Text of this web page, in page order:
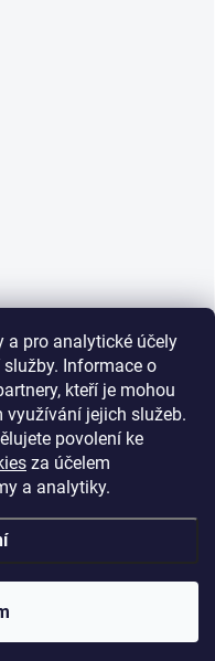
a pro analytické účely
Informace o
kteří je mohou
jejich služeb.
povolení ke
za účelem
a analytiky.